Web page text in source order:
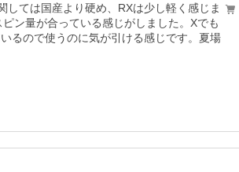
ては国産より硬め、RXは少し軽く感じま
ン量が合っている感じがしました。Xでも
るので使うのに気が引ける感じです。夏場